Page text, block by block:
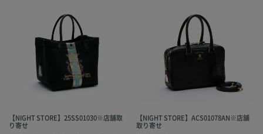
【NIGHT STORE】25SS01030※店舗取
り寄せ
【NIGHT STORE】ACS01078AN※店舗
取り寄せ